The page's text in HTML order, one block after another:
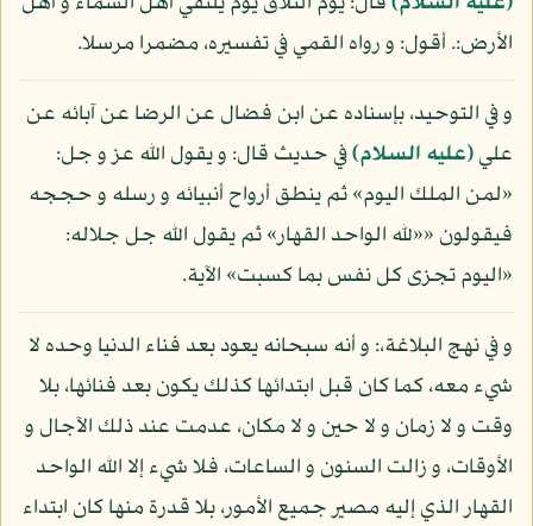
الأرض:. أقول: و رواه القمي في تفسيره، مضمرا مرسلا.
و في التوحيد، بإسناده عن ابن فضال عن الرضا عن آبائه عن
علي(عليه السلام)في حديث قال: و يقول الله عز و جل:
«لمن الملك اليوم» ثم ينطق أرواح أنبيائه و رسله و حججه
فيقولون ««لله الواحد القهار» ثم يقول الله جل جلاله:
«اليوم تجزى كل نفس بما كسبت» الآية.
و في نهج البلاغة،: و أنه سبحانه يعود بعد فناء الدنيا وحده لا
شيء معه، كما كان قبل ابتدائها كذلك يكون بعد فنائها، بلا
وقت و لا زمان و لا حين و لا مكان، عدمت عند ذلك الآجال و
الأوقات، و زالت السنون و الساعات، فلا شيء إلا الله الواحد
القهار الذي إليه مصير جميع الأمور، بلا قدرة منها كان ابتداء